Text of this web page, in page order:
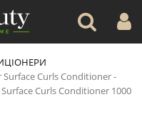
Curls Conditioner -
Curls Conditioner 1000